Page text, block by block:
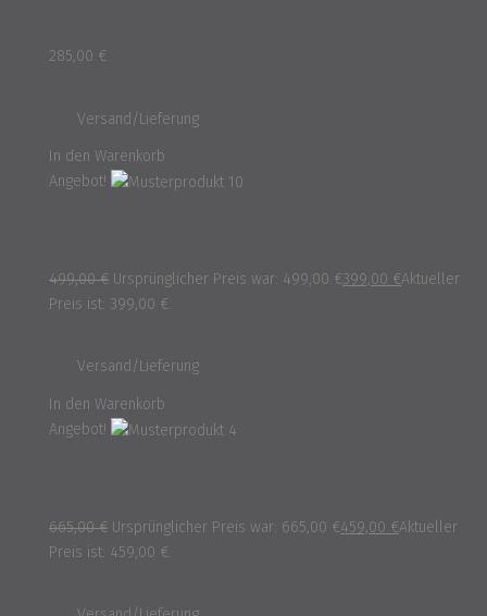
285,00 €
Versand/Lieferung
In den Warenkorb
Angebot!
499,00€ Ursprünglicher Preis war: 499,00 €399,00 €Aktueller
Preis ist: 399,00 €.
Versand/Lieferung
In den Warenkorb
Angebot!
665,00€ Ursprünglicher Preis war: 665,00 €459,00 €Aktueller
Preis ist: 459,00 €.